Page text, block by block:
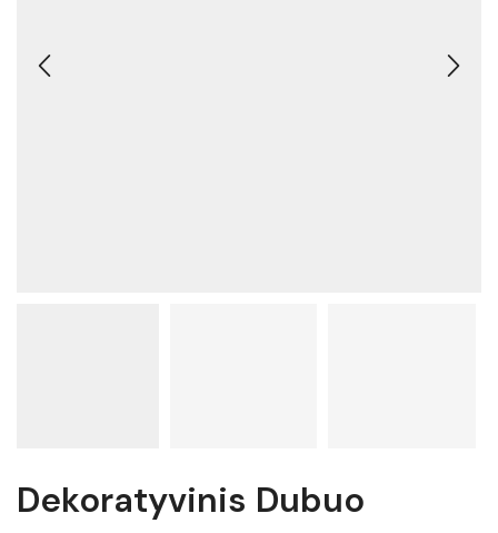
Dekoratyvinis Dubuo